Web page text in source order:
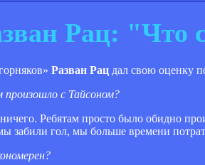
Рац: "Что
Разван Рац дал свою оценку
с Тайсоном?
Ребятам просто было обидно
забили гол, мы больше времени